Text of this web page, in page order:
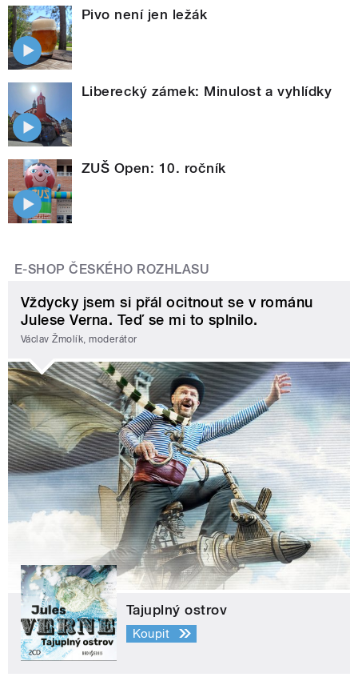
Pivo není jen ležák
Liberecký zámek: Minulost a vyhlídky
ZUŠ Open: 10. ročník
E-SHOP ČESKÉHO ROZHLASU
Vždycky jsem si přál ocitnout se v románu
Julese Verna. Teď se mi to splnilo.
Václav Žmolík, moderátor
Tajuplný ostrov
Koupit